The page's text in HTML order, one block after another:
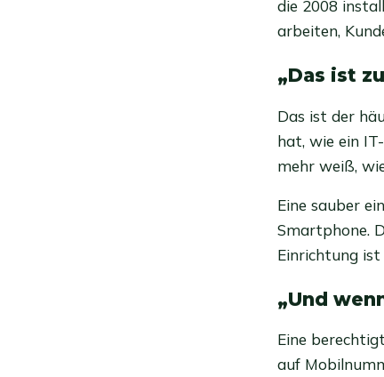
die 2008
arbeiten,
„Das ist
Das ist der
hat, wie ein
mehr weiß,
Eine sauber
Smartphone.
Einrichtung
„Und
Eine
auf